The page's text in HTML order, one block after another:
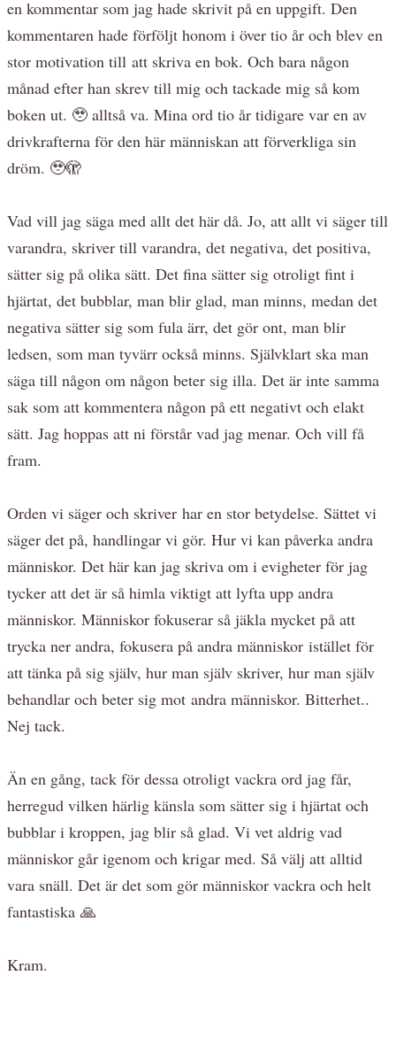
en kommentar som jag hade skrivit på en uppgift. Den
kommentaren hade förföljt honom i över tio år och blev en
stor motivation till att skriva en bok. Och bara någon
månad efter han skrev till mig och tackade mig så kom
boken ut. 🥹 alltså va. Mina ord tio år tidigare var en av
drivkrafterna för den här människan att förverkliga sin
dröm. 🥹🫣
Vad vill jag säga med allt det här då. Jo, att allt vi säger till
varandra, skriver till varandra, det negativa, det positiva,
sätter sig på olika sätt. Det fina sätter sig otroligt fint i
hjärtat, det bubblar, man blir glad, man minns, medan det
negativa sätter sig som fula ärr, det gör ont, man blir
ledsen, som man tyvärr också minns. Självklart ska man
säga till någon om någon beter sig illa. Det är inte samma
sak som att kommentera någon på ett negativt och elakt
sätt. Jag hoppas att ni förstår vad jag menar. Och vill få
fram.
Orden vi säger och skriver har en stor betydelse. Sättet vi
säger det på, handlingar vi gör. Hur vi kan påverka andra
människor. Det här kan jag skriva om i evigheter för jag
tycker att det är så himla viktigt att lyfta upp andra
människor. Människor fokuserar så jäkla mycket på att
trycka ner andra, fokusera på andra människor istället för
att tänka på sig själv, hur man själv skriver, hur man själv
behandlar och beter sig mot andra människor. Bitterhet..
Nej tack.
Än en gång, tack för dessa otroligt vackra ord jag får,
herregud vilken härlig känsla som sätter sig i hjärtat och
bubblar i kroppen, jag blir så glad. Vi vet aldrig vad
människor går igenom och krigar med. Så välj att alltid
vara snäll. Det är det som gör människor vackra och helt
fantastiska 🙏
Kram.